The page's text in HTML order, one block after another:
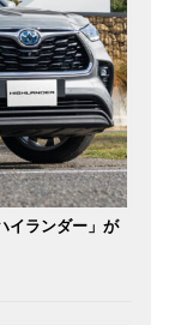
イランダー」が